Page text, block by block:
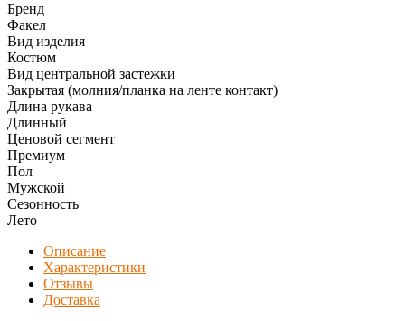
Бренд
Факел
Вид изделия
Костюм
Вид центральной застежки
Закрытая (молния/планка на ленте контакт)
Длина рукава
Длинный
Ценовой сегмент
Премиум
Пол
Мужской
Сезонность
Лето
Описание
Характеристики
Отзывы
Доставка